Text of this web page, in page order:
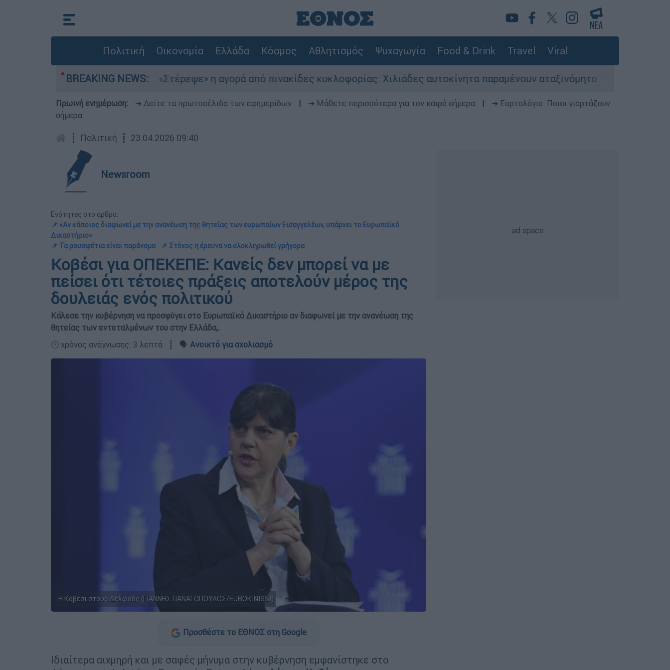
Πολιτική Οικονομία Ελλάδα Κόσμος Αθλητισμός Ψυχαγωγία Food & Drink Travel Viral
BREAKING NEWS:
στο Αιγαίο «Στέρεψε» η αγορά από πινακίδες κυκλοφορίας: Χιλιάδες αυτοκίνητα παραμένουν αταξινόμητα - Λύση αναζητά το
Πρωινή ενημέρωση: ➔ Δείτε τα πρωτοσέλιδα των εφημερίδων ➔ Μάθετε περισσότερα για τον καιρό σήμερα
➔ Εορτολόγιο: Ποιοι γιορτάζουν
σήμερα
┋ Πολιτική ┋ 23.04.2026 09:40
Newsroom
Ενότητες στο άρθρο:
📌 «Αν κάποιος διαφωνεί με την ανανέωση της θητείας των ευρωπαίων Εισαγγελέων, υπάρχει το Ευρωπαϊκό
Δικαστήριο»
📌 Τα ρουσφέτια είναι παράνομα
📌 Στόχος η έρευνα να ολοκληρωθεί γρήγορα
Κοβέσι για ΟΠΕΚΕΠΕ: Κανείς δεν μπορεί να με
πείσει ότι τέτοιες πράξεις αποτελούν μέρος της
δουλειάς ενός πολιτικού
Κάλεσε την κυβέρνηση να προσφύγει στο Ευρωπαϊκό Δικαστήριο αν διαφωνεί με την ανανέωση της
θητείας των εντεταλμένων του στην Ελλάδα,.
🕛 χρόνος ανάγνωσης: 3 λεπτά ┋ 🗣️ Ανοικτό για σχολιασμό
Η Κοβέσι στους Δελφούς (ΓΙΑΝΝΗΣ ΠΑΝΑΓΟΠΟΥΛΟΣ/EUROKINISSI)
Προσθέστε το ΕΘΝΟΣ στη Google
Ιδιαίτερα αιχμηρή και με σαφές μήνυμα στην κυβέρνηση εμφανίστηκε στο